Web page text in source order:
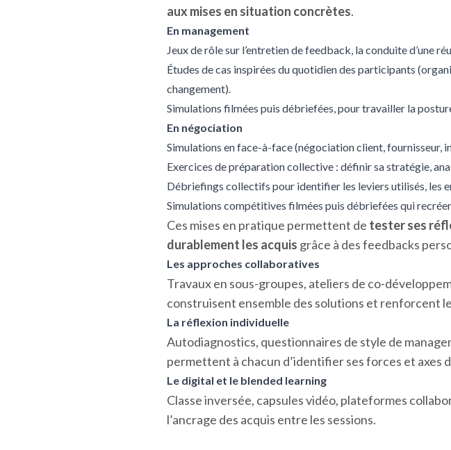
aux mises en situation concrètes.
En management
Jeux de rôle sur l’entretien de feedback, la conduite d’une
Études de cas inspirées du quotidien des participants
changement).
Simulations filmées puis débriefées, pour travailler la
En négociation
Simulations en face-à-face (négociation client, fournisseur,
Exercices de préparation collective : définir sa stratégie,
Débriefings collectifs pour identifier les leviers utilisés, les
Simulations compétitives filmées puis débriefées qui
Ces mises en pratique permettent de tester ses
durablement les acquis grâce à des feedbacks
Les approches collaboratives
Travaux en sous-groupes, ateliers de co-
construisent ensemble des solutions et renforcent
La réflexion individuelle
Autodiagnostics, questionnaires de style de
permettent à chacun d’identifier ses forces et axes
Le digital et le blended learning
Classe inversée, capsules vidéo, plateformes
l’ancrage des acquis entre les sessions.